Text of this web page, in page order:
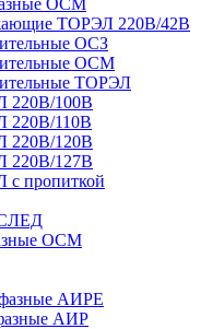
ОСМ
ТОРЭЛ 220В/42В
ОСЗ
ОСМ
ТОРЭЛ
220В/100В
220В/110В
220В/120В
220В/127В
с пропиткой
ОСМ
АИРЕ
АИР